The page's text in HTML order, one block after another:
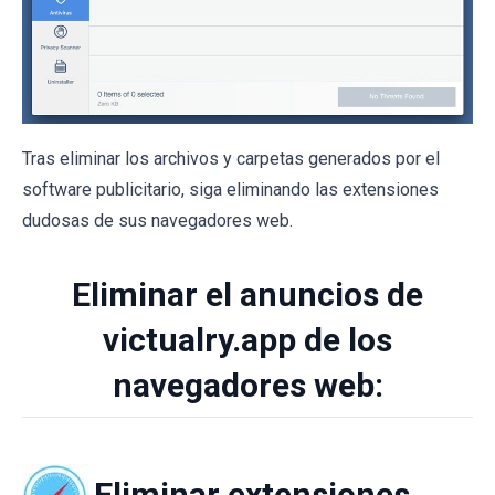
Tras eliminar los archivos y carpetas generados por el
software publicitario, siga eliminando las extensiones
dudosas de sus navegadores web.
Eliminar el anuncios de
victualry.app de los
navegadores web: